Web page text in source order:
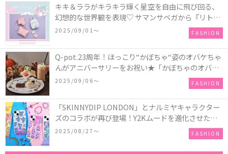
キキ＆ララがキラキラ輝く星空を自由に飛び回る、
幻想的な世界観を表現♡ サマンサベガから『リトル
ツインスターズ』50周年アニバーサリーイヤー』を
2025/09/01〜 FASHION
Q-pot.23周年！ほっこり“かぼちゃ“姿のオバケちゃ
んがアニバーサリーをお祝い★「かぼちゃのオバケ
ーキアクセサリー」が新発売！Q-pot CAFE.では
「かぼちゃのオバケーキプレート」も登場
2025/09/06〜 FASHION
「SKINNYDIP LONDON」とナルミヤキャラクター
ズのコラボが再び登場！Y2Kムードを進化させた新
作コレクションを発売♪
2025/08/27〜 FASHION